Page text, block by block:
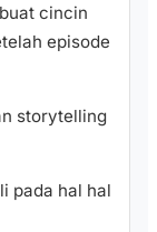
cincin
episode
storytelling
pada hal hal